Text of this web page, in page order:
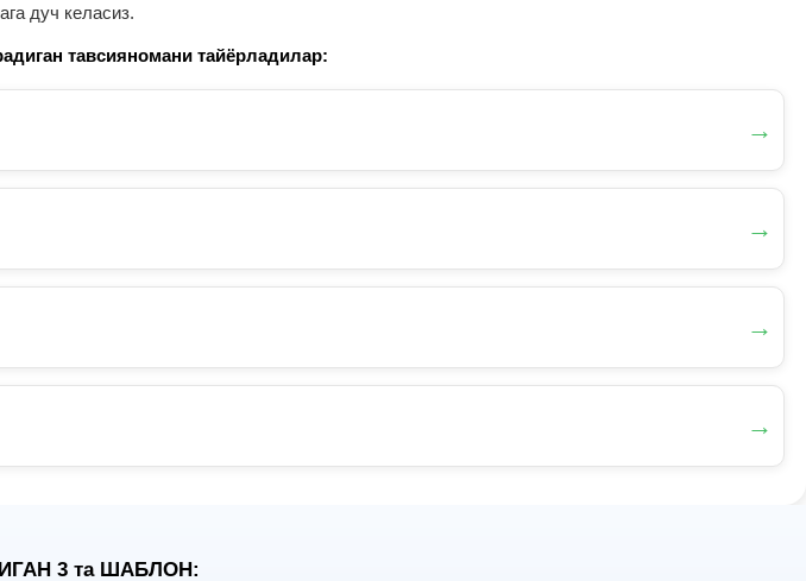
дуч келасиз.
тавсияномани тайёрладилар:
→
→
→
→
3 таШАБЛОН: